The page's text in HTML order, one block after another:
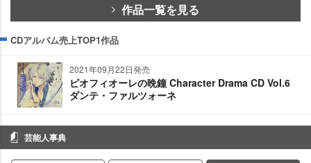
作品一覧を見る
CDアルバム売上TOP1作品
2021年09月22日発売
ピオフィオーレの晩鐘 Character Drama CD Vol.6
ダンテ・ファルツォーネ
芸能人事典